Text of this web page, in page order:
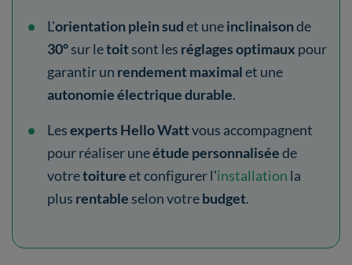
L'orientation plein sudet uneinclinaisonde
30°sur letoitsont les réglages optimaux pour
garantir un rendement maximalet une
autonomie électrique durable.
Lesexperts Hello Wattvous accompagnent
pour réaliser uneétude personnaliséede
votretoitureet configurer l'installation la
plus rentable selon votrebudget.